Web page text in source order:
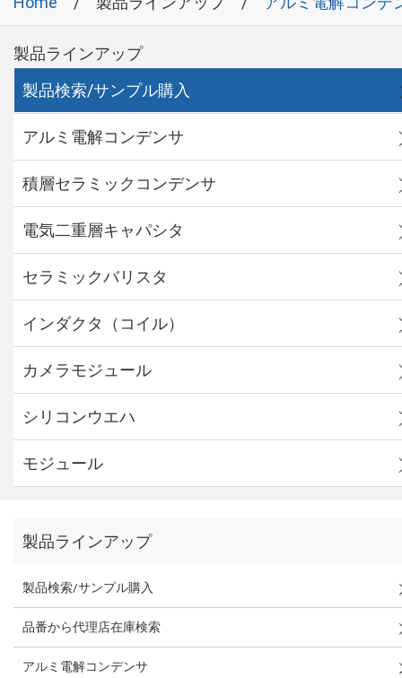
製品ラインアップ
製品検索/サンプル購入
アルミ電解コンデンサ
積層セラミックコンデンサ
電気二重層キャパシタ
セラミックバリスタ
インダクタ（コイル）
カメラモジュール
シリコンウエハ
モジュール
製品ラインアップ
製品検索/サンプル購入
品番から代理店在庫検索
アルミ電解コンデンサ